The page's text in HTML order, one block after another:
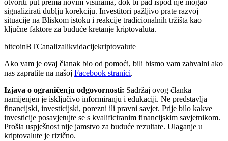
otvoriti put prema novim visinama, dok bi pad ispod nje mogao
signalizirati dublju korekciju. Investitori pažljivo prate razvoj
situacije na Bliskom istoku i reakcije tradicionalnih tržišta kao
ključne faktore za buduće kretanje kriptovaluta.
bitcoinBTCanalizalikvidacijekriptovalute
Ako vam je ovaj članak bio od pomoći, bili bismo vam zahvalni ako
nas zapratite na našoj Facebook stranici.
Izjava o ograničenju odgovornosti: Sadržaj ovog članka
namijenjen je isključivo informiranju i edukaciji. Ne predstavlja
financijski, investicijski, porezni ili pravni savjet. Prije bilo kakve
investicije posavjetujte se s kvalificiranim financijskim savjetnikom.
Prošla uspješnost nije jamstvo za buduće rezultate. Ulaganje u
kriptovalute je rizično.